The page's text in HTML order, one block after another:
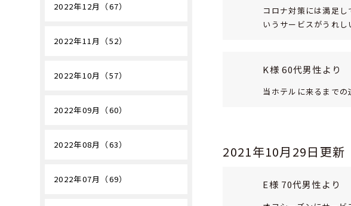
コロナ対策には満足
いうサービスがうれし
K様 60代男性より
当ホテルに来るまで
2021年10月29日更新
E様 70代男性より
2022年12月（67）
2022年11月（52）
2022年10月（57）
2022年09月（60）
2022年08月（63）
2022年07月（69）